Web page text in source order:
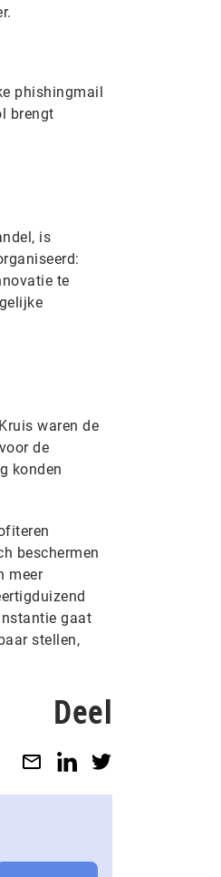
phishingmail
brengt
is
te
waren de
de
konden
beschermen
meer
gaat
stellen,
Deel